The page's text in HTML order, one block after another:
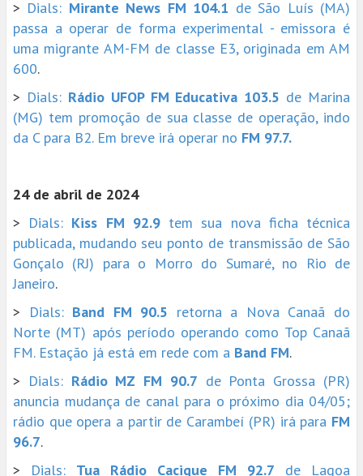
> Dials: Mirante News FM 104.1 de São Luís (MA)
passa a operar de forma experimental - emissora é
uma migrante AM-FM de classe E3, originada em AM
600.
> Dials: Rádio UFOP FM Educativa 103.5 de Marina
(MG) tem promoção de sua classe de operação, indo
da C para B2. Em breve irá operar no FM 97.7.
24 de abril de 2024
> Dials: Kiss FM 92.9tem sua nova ficha técnica
publicada, mudando seu ponto de transmissão de São
Gonçalo (RJ) para o Morro do Sumaré, no Rio de
Janeiro.
>
Dials: Band FM 90.5 retorna a Nova Canaã do
Norte (MT) após período operando como Top Canaã
FM. Estação já está em rede com a Band FM.
> Dials: Rádio MZ FM 90.7 de Ponta Grossa (PR)
anuncia mudança de canal para o próximo dia 04/05;
rádio que opera a partir de Carambeí (PR) irá para FM
96.7.
> Dials: Tua Rádio Cacique FM 92.7 de Lagoa